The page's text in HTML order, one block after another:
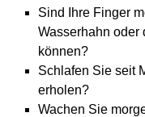
Sind Ihre Finger
Wasserhahn oder
können?
Schlafen Sie seit
erholen?
Wachen Sie